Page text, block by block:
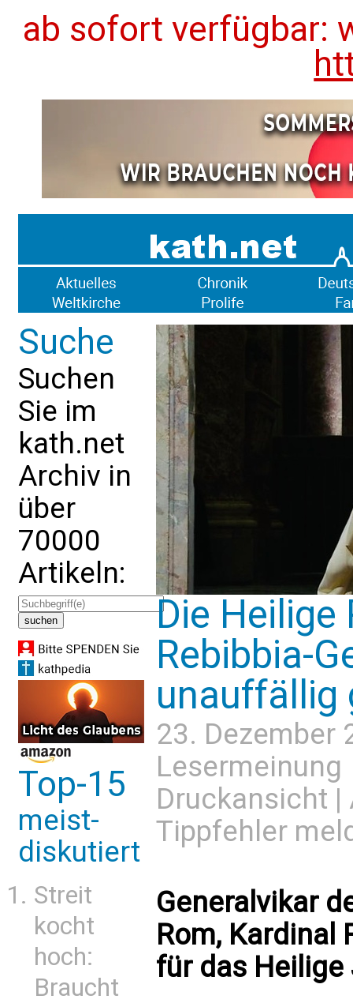
ab sofort verfügbar:
Suche
Suchen
Sie im
kath.net
Archiv in
über
70000
Artikeln:
Top-15
meist-
diskutiert
Streit
kocht
hoch:
Braucht
Die Heilige
Rebibbia-
unauffällig
23. Dezember
Lesermeinung
Druckansicht |
Tippfehler
Generalvikar
Rom, Kardinal
für das